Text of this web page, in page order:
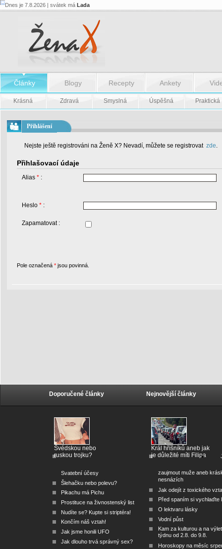
Dnes je 7.8.2026 | svátek má Lada
Články Blogy Recepty Ankety
Krásná Zdravá Smyslná Úspěšná Praktická
Přihlášení
Nejste ještě registrováni na Ženě X? Nevadí, můžete se registrovat zde.
Přihlašovací údaje
Alias * :
Heslo * :
Zapamatovat :
Pole označená * jsou povinná.
Doporučené články
Švédskou nebo
ruskou trojku?
Svatební účesy
Šlehačku nebo polevu?
Pikachu má Pichu
Prostituce na živnostenský list
Nudíte se? Kupte si striptéra!
Končím náš vztah!
Jak jsme honili UFO
Jak dlouho trvá správný sex?
Nejnovější články
Král hříšníků aneb jak
je důležité míti Filipa
zaujmout muže aneb
nesnázích
Jak odejít z toxického
Před spaním si vychlaďte
O lektvaru lásky
Vodní půst
Kam za kulturou a na
týdnu od 2.8. do 9.8.
Horoskopy na měsíc